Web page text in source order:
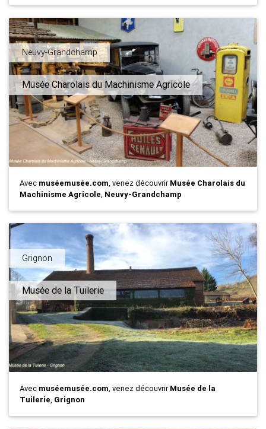
Neuvy-Grandchamp
Musée Charolais du Machinisme Agricole
Avec muséemusée.com, venez découvrirMusée Charolais du
Machinisme Agricole, Neuvy-Grandchamp
Grignon
Musée de la Tuilerie
Avec muséemusée.com, venez découvrirMusée de la
Tuilerie, Grignon